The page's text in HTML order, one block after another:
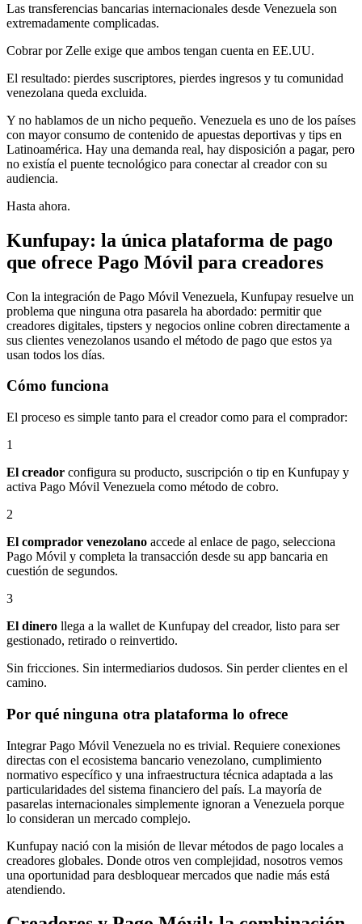
Las transferencias bancarias internacionales desde Venezuela son
extremadamente complicadas.
Cobrar por Zelle exige que ambos tengan cuenta en EE.UU.
El resultado: pierdes suscriptores, pierdes ingresos y tu comunidad
venezolana queda excluida.
Y no hablamos de un nicho pequeño. Venezuela es uno de los países
con mayor consumo de contenido de apuestas deportivas y tips en
Latinoamérica. Hay una demanda real, hay disposición a pagar, pero
no existía el puente tecnológico para conectar al creador con su
audiencia.
Hasta ahora.
Kunfupay: la única plataforma de pago
que ofrece Pago Móvil para creadores
Con la integración de Pago Móvil Venezuela, Kunfupay resuelve un
problema que ninguna otra pasarela ha abordado: permitir que
creadores digitales, tipsters y negocios online cobren directamente a
sus clientes venezolanos usando el método de pago que estos ya
usan todos los días.
Cómo funciona
El proceso es simple tanto para el creador como para el comprador:
1
El creador configura su producto, suscripción o tip en Kunfupay y
activa Pago Móvil Venezuela como método de cobro.
2
El comprador venezolano accede al enlace de pago, selecciona
Pago Móvil y completa la transacción desde su app bancaria en
cuestión de segundos.
3
El dinero llega a la wallet de Kunfupay del creador, listo para ser
gestionado, retirado o reinvertido.
Sin fricciones. Sin intermediarios dudosos. Sin perder clientes en el
camino.
Por qué ninguna otra plataforma lo ofrece
Integrar Pago Móvil Venezuela no es trivial. Requiere conexiones
directas con el ecosistema bancario venezolano, cumplimiento
normativo específico y una infraestructura técnica adaptada a las
particularidades del sistema financiero del país. La mayoría de
pasarelas internacionales simplemente ignoran a Venezuela porque
lo consideran un mercado complejo.
Kunfupay nació con la misión de llevar métodos de pago locales a
creadores globales. Donde otros ven complejidad, nosotros vemos
una oportunidad para desbloquear mercados que nadie más está
atendiendo.